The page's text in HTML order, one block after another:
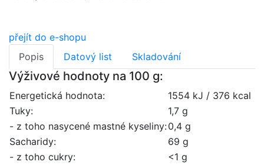
přejít do e-shopu
Popis
Datový list Skladování
Výživové hodnoty na 100 g:
Energetická hodnota:
1554 kJ / 376 kcal
Tuky:
1,7 g
- z toho nasycené mastné kyseliny:0,4 g
Sacharidy:
69 g
- z toho cukry:
<1 g